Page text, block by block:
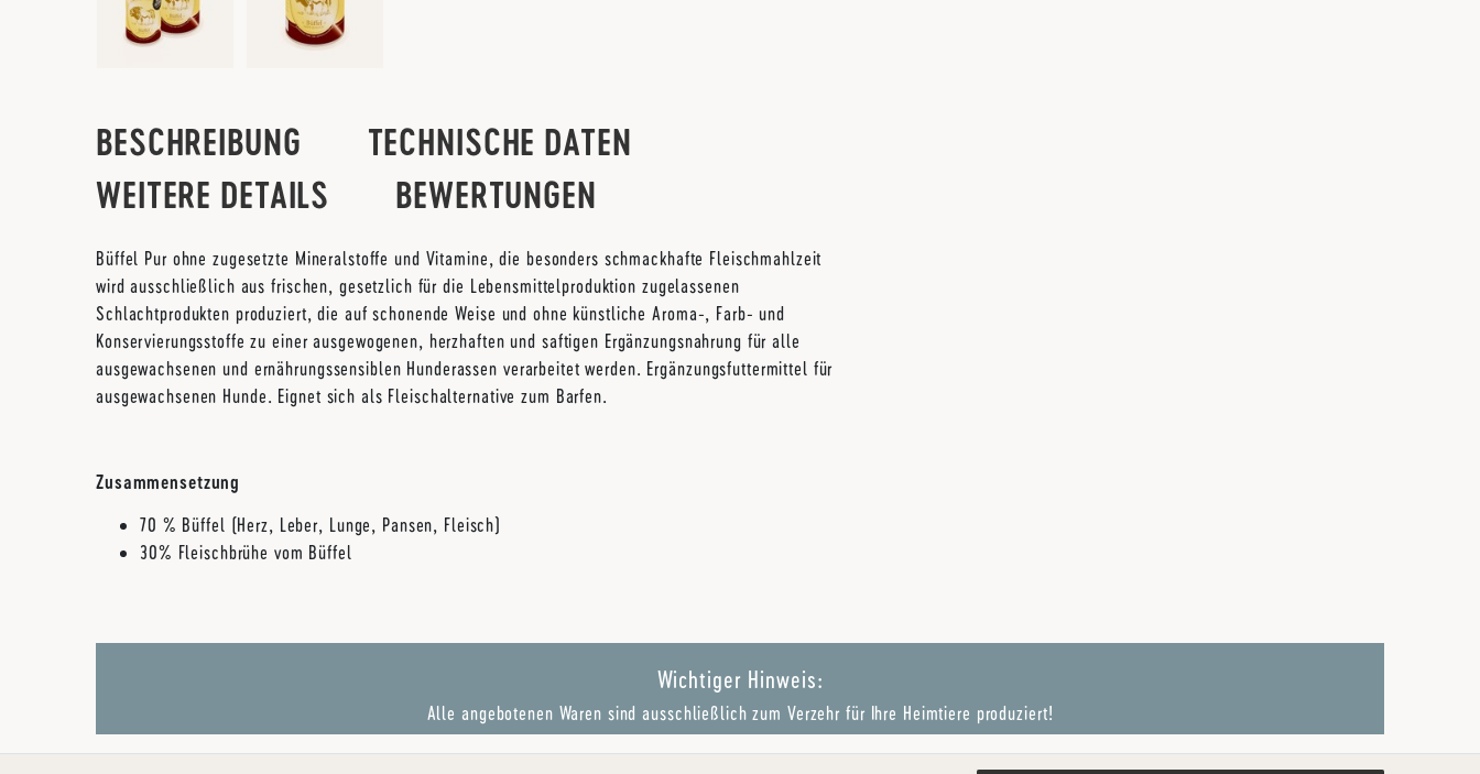
BESCHREIBUNG
TECHNISCHE DATEN
WEITERE DETAILS
BEWERTUNGEN
Büffel Pur ohne zugesetzte Mineralstoffe und Vitamine, die besonders schmackhafte Fleischmahlzeit
wird ausschließlich aus frischen, gesetzlich für die Lebensmittelproduktion zugelassenen
Schlachtprodukten produziert, die auf schonende Weise und ohne künstliche Aroma-, Farb- und
Konservierungsstoffe zu einer ausgewogenen, herzhaften und saftigen Ergänzungsnahrung für alle
ausgewachsenen und ernährungssensiblen Hunderassen verarbeitet werden. Ergänzungsfuttermittel für
ausgewachsenen Hunde. Eignet sich als Fleischalternative zum Barfen.
Zusammensetzung
70 % Büffel (Herz, Leber, Lunge, Pansen, Fleisch)
30% Fleischbrühe vom Büffel
Wichtiger Hinweis:
Alle angebotenen Waren sind ausschließlich zum Verzehr für Ihre Heimtiere produziert!